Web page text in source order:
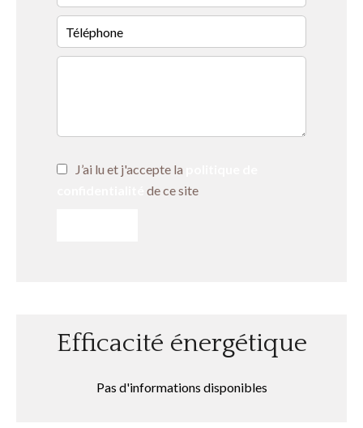
J’ai lu et j'accepte la
de ce site
Efficacité énergétique
Pas d'informations disponibles